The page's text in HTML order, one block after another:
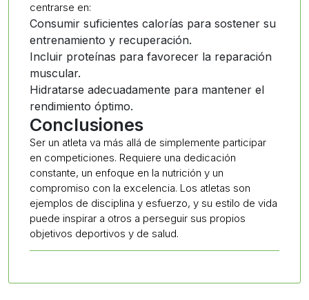
centrarse en:
Consumir suficientes calorías para sostener su
entrenamiento y recuperación.
Incluir proteínas para favorecer la reparación
muscular.
Hidratarse adecuadamente para mantener el
rendimiento óptimo.
Conclusiones
Ser un atleta va más allá de simplemente participar
en competiciones. Requiere una dedicación
constante, un enfoque en la nutrición y un
compromiso con la excelencia. Los atletas son
ejemplos de disciplina y esfuerzo, y su estilo de vida
puede inspirar a otros a perseguir sus propios
objetivos deportivos y de salud.